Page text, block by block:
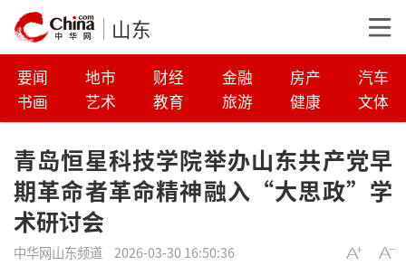
山东
要闻 地市 财经 金融 房产
汽车
书画
艺术 教育 旅游 健康 文体
青岛恒星科技学院举办山东共产党早
期革命者革命精神融入“大思政”学
术研讨会
中华网山东频道 2026-03-30 16:50:36